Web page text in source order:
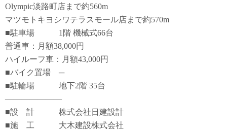
Olympic淡路町店まで約560m
マツモトキヨシワテラスモール店まで約570m
■駐車場 1階 機械式66台
普通車：月額38,000円
ハイルーフ車：月額43,000円
■バイク置場 ─
■駐輪場 地下2階 35台
―――――――
■設 計 株式会社日建設計
■施 工 大木建設株式会社